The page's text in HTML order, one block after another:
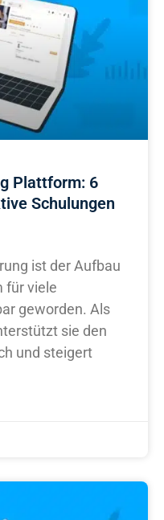
Plattform: 6
Schulungen
ist der Aufbau
für viele
geworden. Als
sie den
und steigert